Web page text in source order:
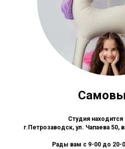
Студия находится
г.Петрозаводск, ул. Чапаева 50,
Рады вам с 9-00 до